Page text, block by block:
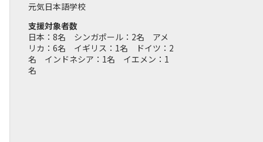
元気日本語学校
支援対象者数
日本：8名 シンガポール：2名 アメ
リカ：6名 イギリス：1名 ドイツ：2
名 インドネシア：1名 イエメン：1
名